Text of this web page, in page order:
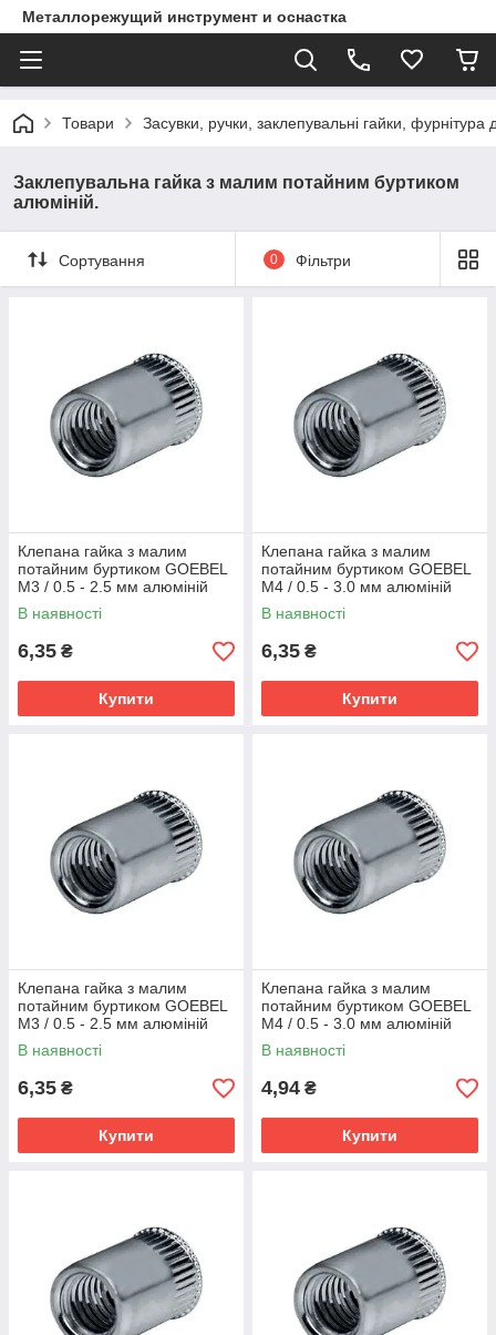
Металлорежущий инструмент и оснастка
Товари Засувки, ручки, заклепувальні гайки, фурнітура
Заклепувальна гайка з малим потайним буртиком
алюміній.
Сортування 0 Фільтри
Клепана гайка з малим
потайним буртиком GOEBEL
М3 / 0.5 - 2.5 мм алюміній
В наявності
6,35 ₴
Купити
Клепана гайка з малим
потайним буртиком GOEBEL
М4 / 0.5 - 3.0 мм алюміній
В наявності
6,35 ₴
Купити
Клепана гайка з малим
потайним буртиком GOEBEL
М3 / 0.5 - 2.5 мм алюміній
В наявності
6,35 ₴
Купити
Клепана гайка з малим
потайним буртиком GOEBEL
М4 / 0.5 - 3.0 мм алюміній
В наявності
4,94 ₴
Купити